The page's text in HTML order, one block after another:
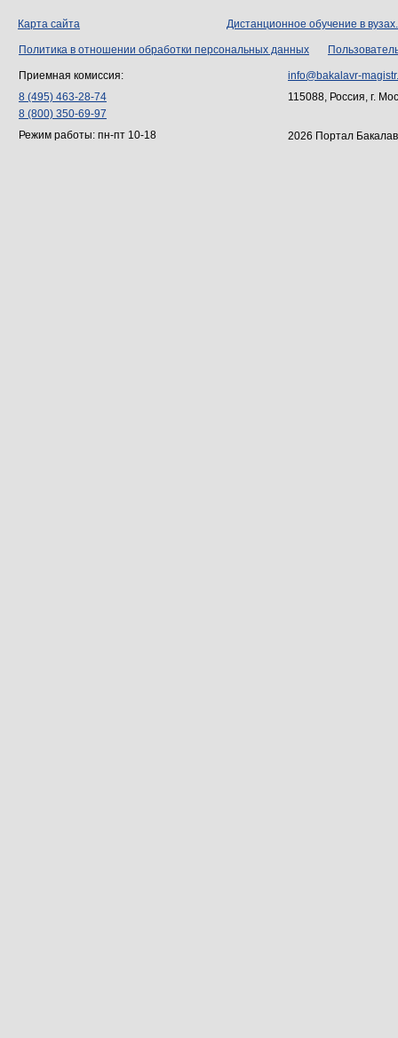
Карта сайта Дистанционное обучение в
Политика в отношении обработки персональных данных
Приемная комиссия:
8 (495) 463-28-74
8 (800) 350-69-97
Режим работы: пн-пт 10-18
info@bakalavr-
115088, Россия, г.
2026 Портал